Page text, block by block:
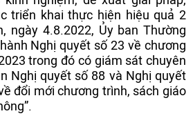
triển khai thực hiện hiệu quả 2
ngày 4.8.2022, Ủy ban Thường
Nghị quyết số 23 về chương
trong đó có giám sát chuyên
Nghị quyết số 88 và Nghị quyết
đổi mới chương trình, sách giáo